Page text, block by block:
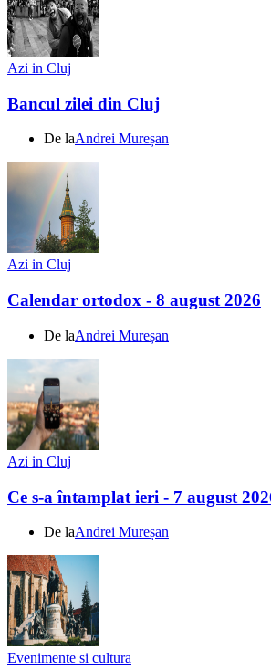
Azi in Cluj
Bancul zilei din Cluj
De laAndrei Mureșan
Azi in Cluj
Calendar ortodox - 8 august 2026
De laAndrei Mureșan
Azi in Cluj
Ce s-a întamplat ieri - 7 august
De laAndrei Mureșan
Evenimente si cultura